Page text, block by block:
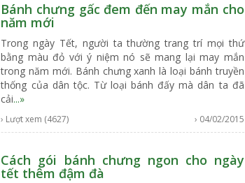
Bánh chưng gấc đem đến may mắn cho
năm mới
Trong ngày Tết, người ta thường trang trí mọi thứ
bằng màu đỏ với ý niệm nó sẽ mang lại may mắn
trong năm mới. Bánh chưng xanh là loại bánh truyền
thống của dân tộc. Từ loại bánh đấy mà dân ta đã
cải...»
› Lượt xem (4627) › 04/02/2015
Cách gói bánh chưng ngon cho ngày
tết thêm đậm đà